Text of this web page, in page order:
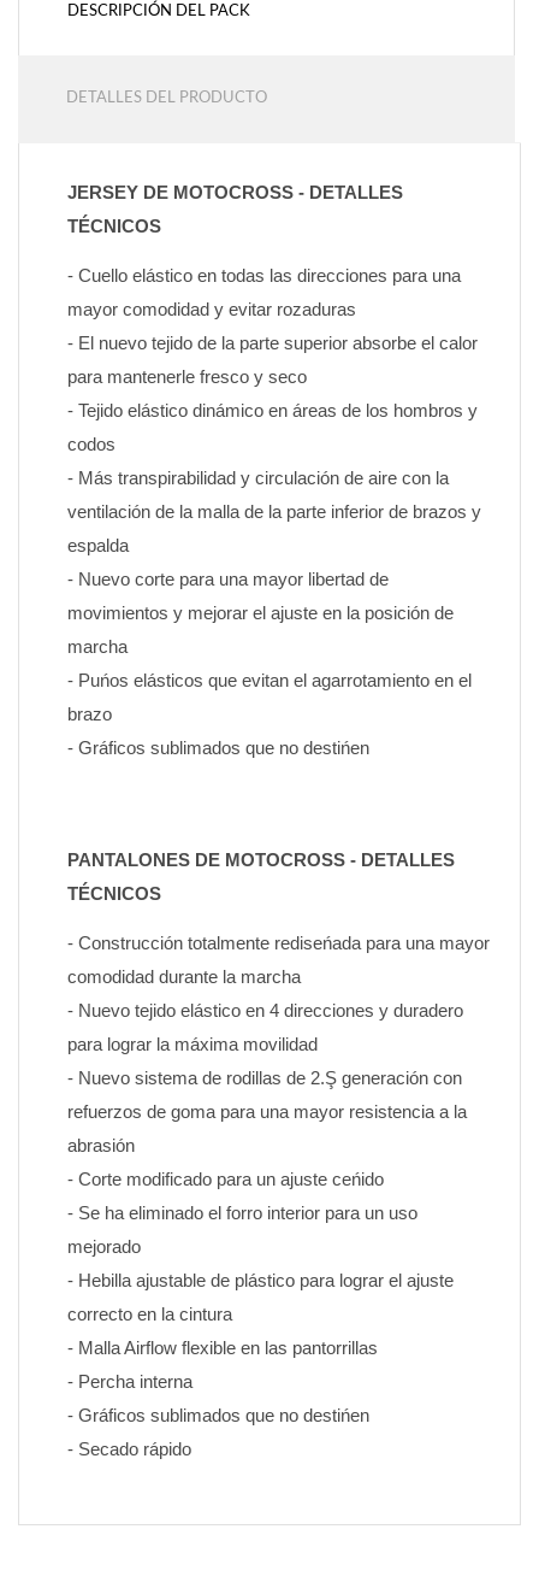
DESCRIPCIÓN DEL PACK
DETALLES DEL PRODUCTO
JERSEY DE MOTOCROSS - DETALLES
TÉCNICOS
- Cuello elástico en todas las direcciones para una
mayor comodidad y evitar rozaduras
- El nuevo tejido de la parte superior absorbe el calor
para mantenerle fresco y seco
- Tejido elástico dinámico en áreas de los hombros y
codos
- Más transpirabilidad y circulación de aire con la
ventilación de la malla de la parte inferior de brazos y
espalda
- Nuevo corte para una mayor libertad de
movimientos y mejorar el ajuste en la posición de
marcha
- Puńos elásticos que evitan el agarrotamiento en el
brazo
- Gráficos sublimados que no destińen
PANTALONES DE MOTOCROSS - DETALLES
TÉCNICOS
- Construcción totalmente rediseńada para una mayor
comodidad durante la marcha
- Nuevo tejido elástico en 4 direcciones y duradero
para lograr la máxima movilidad
- Nuevo sistema de rodillas de 2.Ş generación con
refuerzos de goma para una mayor resistencia a la
abrasión
- Corte modificado para un ajuste ceńido
- Se ha eliminado el forro interior para un uso
mejorado
- Hebilla ajustable de plástico para lograr el ajuste
correcto en la cintura
- Malla Airflow flexible en las pantorrillas
- Percha interna
- Gráficos sublimados que no destińen
- Secado rápido